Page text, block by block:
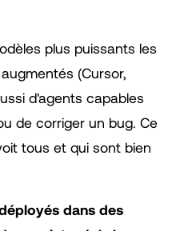
plus puissants les
(Cursor,
d'agents capables
de corriger un bug. Ce
tous et qui sont bien
dans des